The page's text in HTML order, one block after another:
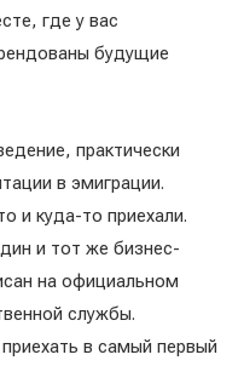
где у вас
будущие
практически
в эмиграции.
и куда-то приехали.
и тот же бизнес-
на официальном
службы.
в самый первый